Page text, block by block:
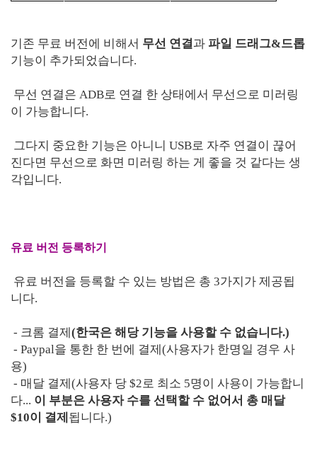
기존 무료 버전에 비해서 무선 연결과 파일 드래그&드롭
기능이 추가되었습니다.
무선 연결은 ADB로 연결 한 상태에서 무선으로 미러링
이 가능합니다.
그다지 중요한 기능은 아니니 USB로 자주 연결이 끊어
진다면 무선으로 화면 미러링 하는 게 좋을 것 같다는 생
각입니다.
유료 버전 등록하기
유료 버전을 등록할 수 있는 방법은 총 3가지가 제공됩
니다.
- 크롬 결제 (한국은 해당 기능을 사용할 수 없습니다.)
- Paypal을 통한 한 번에 결제(사용자가 한명일 경우 사
용)
- 매달 결제(사용자 당 $2로 최소 5명이 사용이 가능합니
다... 이 부분은 사용자 수를 선택할 수 없어서 총 매달
$10이 결제 됩니다.)